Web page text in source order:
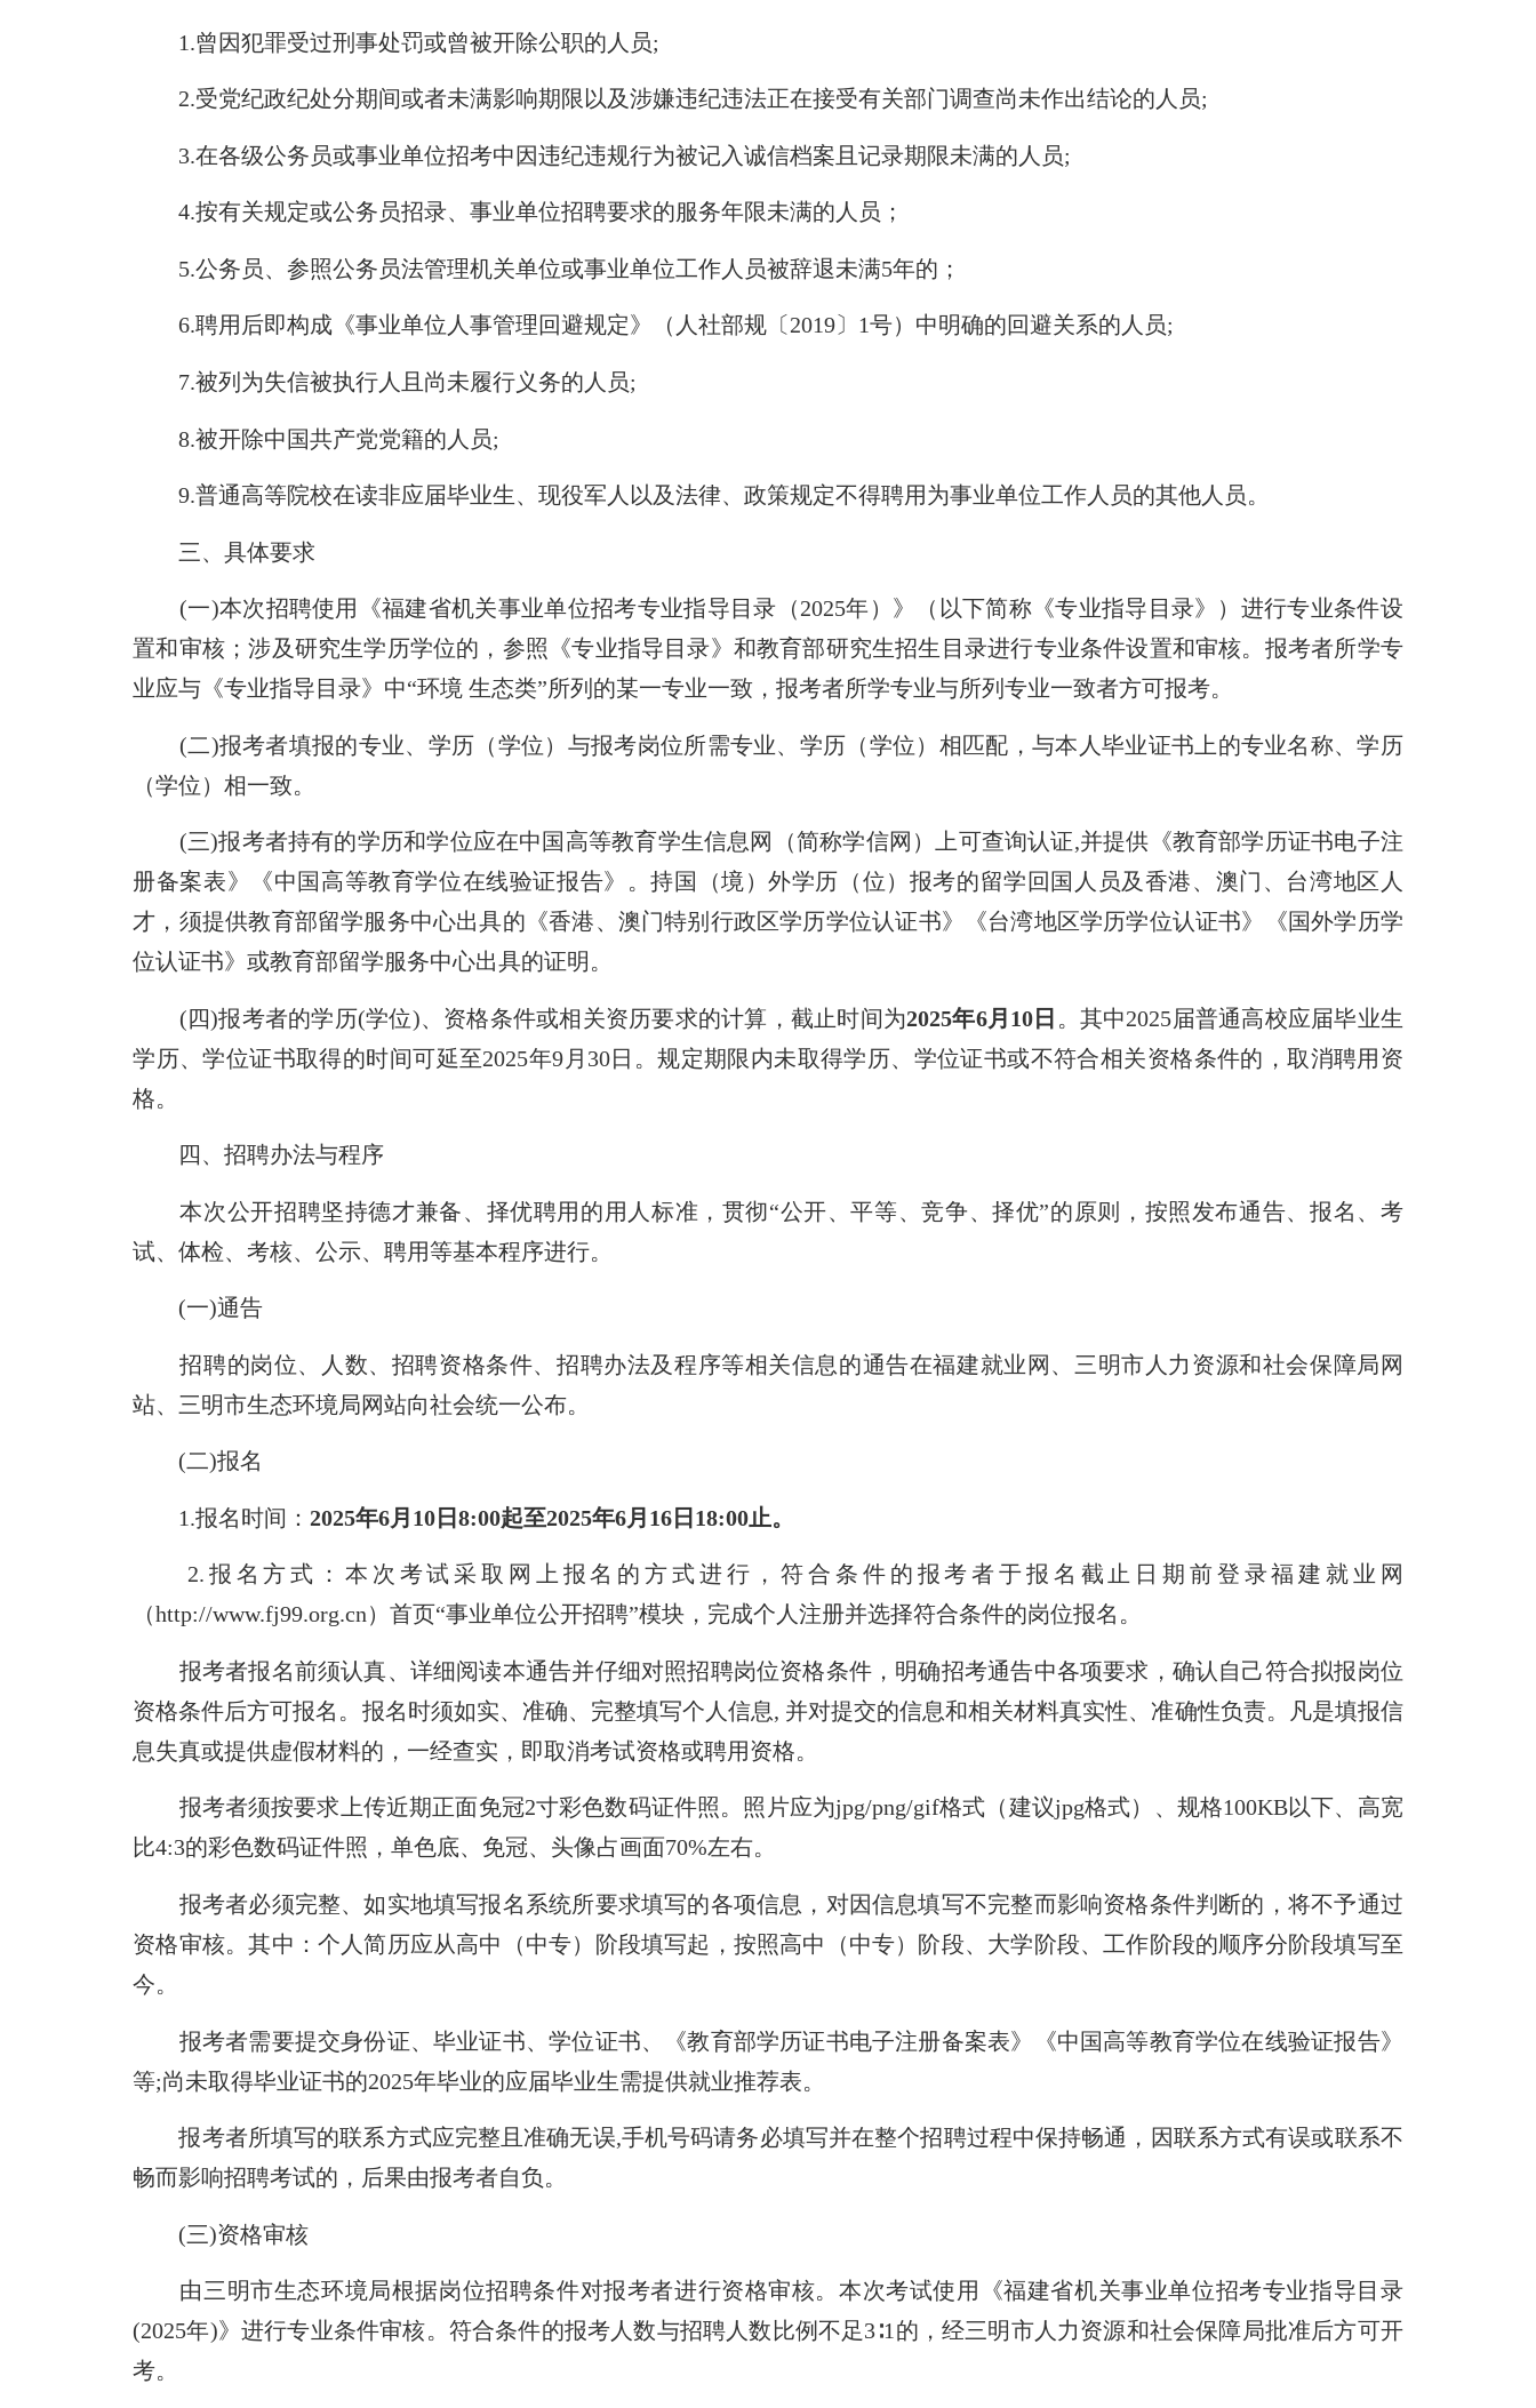
1.曾因犯罪受过刑事处罚或曾被开除公职的人员;
2.受党纪政纪处分期间或者未满影响期限以及涉嫌违纪违法正在接受有关部门调查尚未作出结论的人员;
3.在各级公务员或事业单位招考中因违纪违规行为被记入诚信档案且记录期限未满的人员;
4.按有关规定或公务员招录、事业单位招聘要求的服务年限未满的人员；
5.公务员、参照公务员法管理机关单位或事业单位工作人员被辞退未满5年的；
6.聘用后即构成《事业单位人事管理回避规定》（人社部规〔2019〕1号）中明确的回避关系的人员;
7.被列为失信被执行人且尚未履行义务的人员;
8.被开除中国共产党党籍的人员;
9.普通高等院校在读非应届毕业生、现役军人以及法律、政策规定不得聘用为事业单位工作人员的其他人员。
三、具体要求
(一)本次招聘使用《福建省机关事业单位招考专业指导目录（2025年）》（以下简称《专业指导目录》）进行专业条件设
置和审核；涉及研究生学历学位的，参照《专业指导目录》和教育部研究生招生目录进行专业条件设置和审核。报考者所学专
业应与《专业指导目录》中“环境 生态类”所列的某一专业一致，报考者所学专业与所列专业一致者方可报考。
(二)报考者填报的专业、学历（学位）与报考岗位所需专业、学历（学位）相匹配，与本人毕业证书上的专业名称、学历
（学位）相一致。
(三)报考者持有的学历和学位应在中国高等教育学生信息网（简称学信网）上可查询认证,并提供《教育部学历证书电子注
册备案表》《中国高等教育学位在线验证报告》。持国（境）外学历（位）报考的留学回国人员及香港、澳门、台湾地区人
才， 须提供教育部留学服务中心出具的《香港、澳门特别行政区学历学位认证书》《台湾地区学历学位认证书》《国外学历学
位认证书》或教育部留学服务中心出具的证明。
(四)报考者的学历(学位)、资格条件或相关资历要求的计算， 截止时间为2025年6月 10 日 。其中2025届普通高校应届毕业生
学历、学位证书取得的时间可延至2025年9月30日。规定期限内未取得学历、学位证书或不符合相关资格条件的，取消聘用资
格。
四、招聘办法与程序
本次公开招聘坚持德才兼备、择优聘用的用人标准，贯彻“公开、平等、竞争、择优”的原则，按照发布通告、报名、考
试、体检、考核、公示、聘用等基本程序进行。
(一)通告
招聘的岗位、人数、招聘资格条件、招聘办法及程序等相关信息的通告在福建就业网、三明市人力资源和社会保障局网
站、三明市生态环境局网站向社会统一公布。
(二)报名
1.报名时间：2025年6月 10 日8:00起至2025年6月 16 日18:00止。
2.报名方式：本次考试采取网上报名的方式进行，符合条件的报考者于报名 截止 日期前登录福建就业网
（http://www.fj99.org.cn）首页“事业单位公开招聘”模块，完成个人注册并选择符合条件的岗位报名。
报考者报名前须认真、详细阅读本通告并仔细对照招聘岗位资格条件，明确招考通告中各项要求，确认自己符合拟报岗位
资格条件后方可报名。报名时须如实、准确、完整填写个人信息, 并对提交的信息和相关材料真实性、准确性负责。
凡是填报信
息失真或提供虚假材料的，一经查实，即取消考试资格或聘用资格。
报考者须按要求上传近期正面免冠2寸彩色数码证件照。照片应为jpg/png/gif格式（建议jpg格式）、规格100KB以下、高宽
比4:3的彩色数码证件照，单色底、免冠、头像占画面70%左右。
报考者必须完整、如实地填写报名系统所要求填写的各项信息，对因信息填写不完整而影响资格条件判断的，将不予通过
资格审核。其中：个人简历应从高中（中专）阶段填写起，按照高中（中专）阶段、大学阶段、工作阶段的顺序分阶段填写至
今。
报考者需要提交身份证、毕业证书、学位证书、《教育部学历证书电子注册备案表》《中国高等教育学位在线验证报告》
等;尚未取得毕业证书的2025年毕业的应届毕业生需提供就业推荐表。
报考者所填写的联系方式应完整且准确无误,手机号码请务必填写并在整个招聘过程中保持畅通，因联系方式有误或联系不
畅而影响招聘考试的，后果由报考者自负。
(三)资格审核
由三明市生态环境局根据岗位招聘条件对报考者进行资格审核。本次考试使用《福建省机关事业单位招考专业指导目录
(2025年)》进行专业条件审核。符合条件的报考人数与招聘人数比例不足3∶1的，经三明市人力资源和社会保障局批准后方可开
考。